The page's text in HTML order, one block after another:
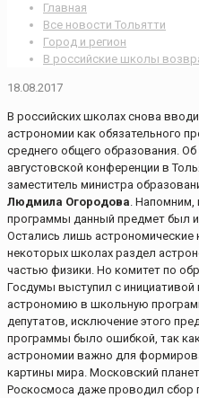
Главная
Все новости Тольятти
Город и регион
В российские школы
18.08.2017
В российских школах снова
астрономии как обязательного
среднего общего образования.
августовской конференции в
заместитель министра
Людмила Огородова. Напомним,
программы данный предмет был
Остались лишь астрономические
некоторых школах раздел
частью физики. Но комитет по
Госдумы выступил с инициативой
астрономию в школьную
депутатов, исключение этого
программы было ошибкой, так
астрономии важно для
картины мира. Московский
Роскосмоса даже проводил сбор